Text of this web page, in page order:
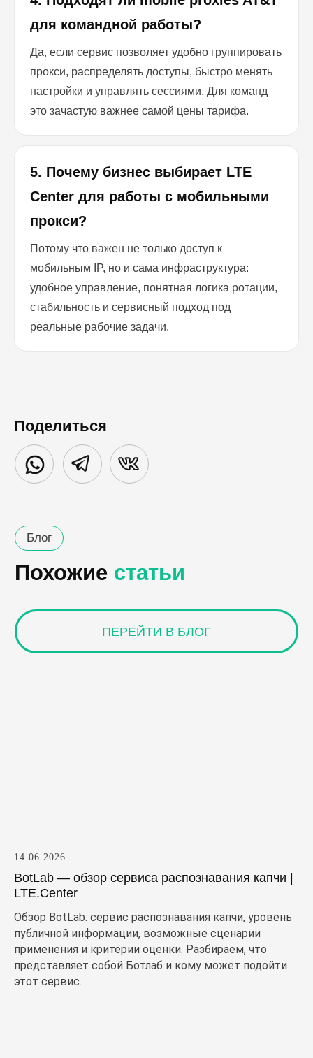
для командной работы?
Да, если сервис позволяет удобно группировать
прокси, распределять доступы, быстро менять
настройки и управлять сессиями. Для команд
это зачастую важнее самой цены тарифа.
5. Почему бизнес выбирает LTE
Center для работы с мобильными
прокси?
Потому что важен не только доступ к
мобильным IP, но и сама инфраструктура:
удобное управление, понятная логика ротации,
стабильность и сервисный подход под
реальные рабочие задачи.
Поделиться
14.06.2026
BotLab — обзор сервиса распознавания капчи |
LTE.Center
Обзор BotLab: сервис распознавания капчи, уровень
публичной информации, возможные сценарии
применения и критерии оценки. Разбираем, что
представляет собой Ботлаб и кому может подойти
этот сервис.